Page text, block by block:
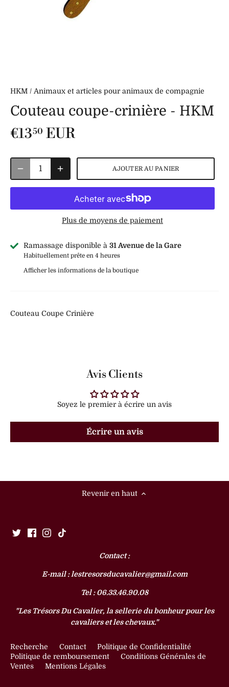
HKM / Animaux et articles pour animaux de compagnie
Couteau coupe-crinière - HKM
€1350 EUR
AJOUTER AU PANIER
Plus de moyens de paiement
Ramassage disponible à 31 Avenue de la Gare
Habituellement prête en 4 heures
Afficher les informations de la boutique
Couteau Coupe Crinière
Avis Clients
Soyez le premier à écrire un avis
Écrire un avis
Revenir en haut
Contact :
E-mail : lestresorsducavalier@gmail.com
Tel : 06.33.46.90.08
"Les Trésors Du Cavalier, la sellerie du bonheur pour les
cavaliers et les chevaux."
Recherche Contact
Politique de Confidentialité
Politique de remboursement
Conditions Générales de
Ventes
Mentions Légales